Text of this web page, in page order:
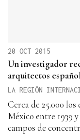
20 OCT 2015
Un investigador
arquitectos
LA REGIÓN
Cerca de 25.000
México entre 1939
campos de